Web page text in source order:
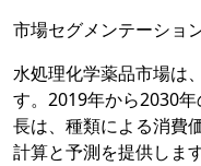
市場セグメンテーショ
水処理化学薬品市場は
す。2019年から2030
長は、種類による消費
計算と予測を提供します